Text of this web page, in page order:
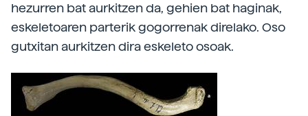
hezurren bat aurkitzen da, gehien bat haginak,
eskeletoaren parterik gogorrenak direlako. Oso
gutxitan aurkitzen dira eskeleto osoak.